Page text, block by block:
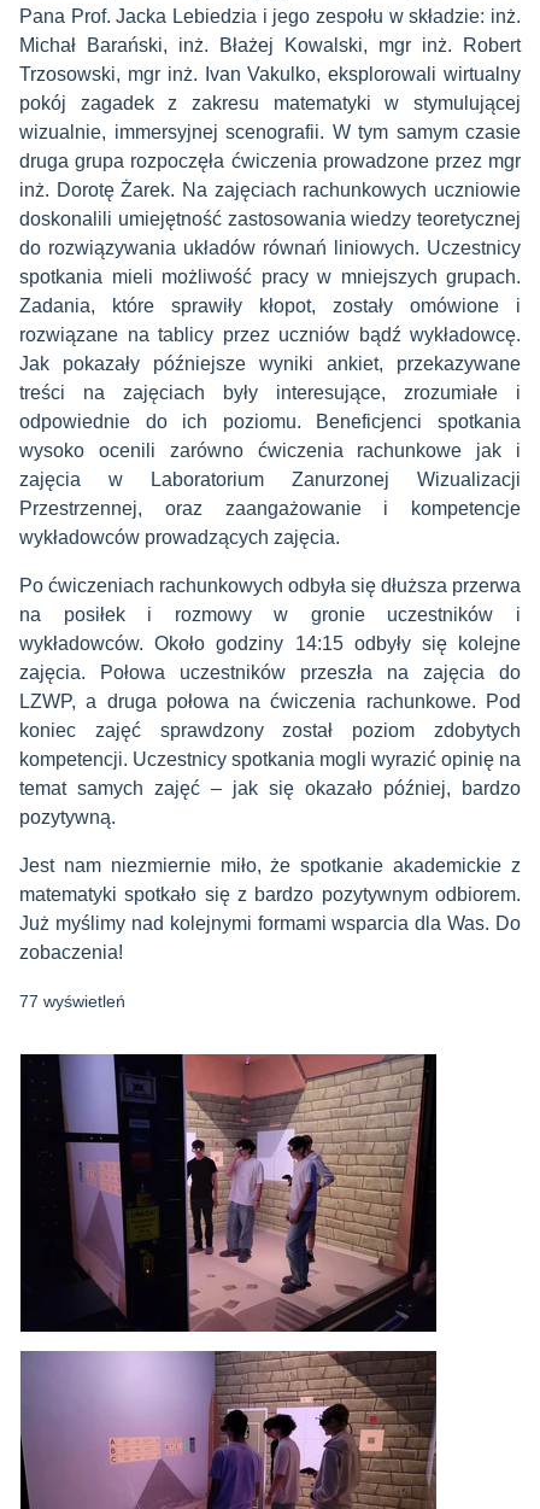
Pana Prof. Jacka Lebiedzia i jego zespołu w składzie: inż.
Michał Barański, inż. Błażej Kowalski, mgr inż. Robert
Trzosowski, mgr inż. Ivan Vakulko, eksplorowali wirtualny
pokój zagadek z zakresu matematyki w stymulującej
wizualnie, immersyjnej scenografii. W tym samym czasie
druga grupa rozpoczęła ćwiczenia prowadzone przez mgr
inż. Dorotę Żarek. Na zajęciach rachunkowych uczniowie
doskonalili umiejętność zastosowania wiedzy teoretycznej
do rozwiązywania układów równań liniowych. Uczestnicy
spotkania mieli możliwość pracy w mniejszych grupach.
Zadania, które sprawiły kłopot, zostały omówione i
rozwiązane na tablicy przez uczniów bądź wykładowcę.
Jak pokazały późniejsze wyniki ankiet, przekazywane
treści na zajęciach były interesujące, zrozumiałe i
odpowiednie do ich poziomu. Beneficjenci spotkania
wysoko ocenili zarówno ćwiczenia rachunkowe jak i
zajęcia w Laboratorium Zanurzonej Wizualizacji
Przestrzennej, oraz zaangażowanie i kompetencje
wykładowców prowadzących zajęcia.
Po ćwiczeniach rachunkowych odbyła się dłuższa przerwa
na posiłek i rozmowy w gronie uczestników i
wykładowców. Około godziny 14:15 odbyły się kolejne
zajęcia. Połowa uczestników przeszła na zajęcia do
LZWP, a druga połowa na ćwiczenia rachunkowe. Pod
koniec zajęć sprawdzony został poziom zdobytych
kompetencji. Uczestnicy spotkania mogli wyrazić opinię na
temat samych zajęć – jak się okazało później, bardzo
pozytywną.
Jest nam niezmiernie miło, że spotkanie akademickie z
matematyki spotkało się z bardzo pozytywnym odbiorem.
Już myślimy nad kolejnymi formami wsparcia dla Was. Do
zobaczenia!
77 wyświetleń